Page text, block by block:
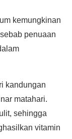
kemungkinan
penuaan
kandungan
matahari.
sehingga
vitamin